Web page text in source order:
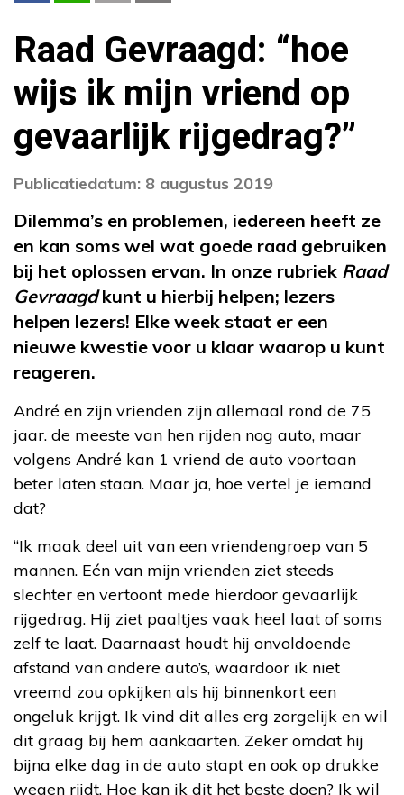
Raad Gevraagd: “hoe
wijs ik mijn vriend op
gevaarlijk rijgedrag?”
Publicatiedatum: 8 augustus 2019
Dilemma’s en problemen, iedereen heeft ze
en kan soms wel wat goede raad gebruiken
bij het oplossen ervan. In onze rubriek Raad
Gevraagdkunt u hierbij helpen; lezers
helpen lezers! Elke week staat er een
nieuwe kwestie voor u klaar waarop u kunt
reageren.
André en zijn vrienden zijn allemaal rond de 75
jaar. de meeste van hen rijden nog auto, maar
volgens André kan 1 vriend de auto voortaan
beter laten staan. Maar ja, hoe vertel je iemand
dat?
“Ik maak deel uit van een vriendengroep van 5
mannen. Eén van mijn vrienden ziet steeds
slechter en vertoont mede hierdoor gevaarlijk
rijgedrag. Hij ziet paaltjes vaak heel laat of soms
zelf te laat. Daarnaast houdt hij onvoldoende
afstand van andere auto’s, waardoor ik niet
vreemd zou opkijken als hij binnenkort een
ongeluk krijgt. Ik vind dit alles erg zorgelijk en wil
dit graag bij hem aankaarten. Zeker omdat hij
bijna elke dag in de auto stapt en ook op drukke
wegen rijdt. Hoe kan ik dit het beste doen? Ik wil